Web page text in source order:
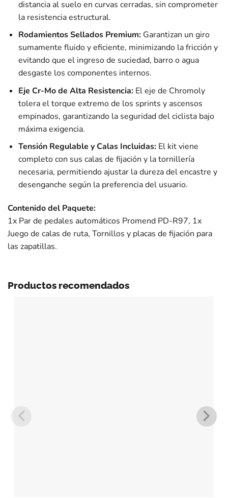
distancia al suelo en curvas cerradas, sin comprometer
la resistencia estructural.
Rodamientos Sellados Premium:Garantizan un giro
sumamente fluido y eficiente, minimizando la fricción y
evitando que el ingreso de suciedad, barro o agua
desgaste los componentes internos.
Eje Cr-Mo de Alta Resistencia:El eje de Chromoly
tolera el torque extremo de los sprints y ascensos
empinados, garantizando la seguridad del ciclista bajo
máxima exigencia.
Tensión Regulable y Calas Incluidas:El kit viene
completo con sus calas de fijación y la tornillería
necesaria, permitiendo ajustar la dureza del encastre y
desenganche según la preferencia del usuario.
Contenido del Paquete:
1x Par de pedales automáticos Promend PD-R97, 1x
Juego de calas de ruta, Tornillos y placas de fijación para
las zapatillas.
Productos recomendados